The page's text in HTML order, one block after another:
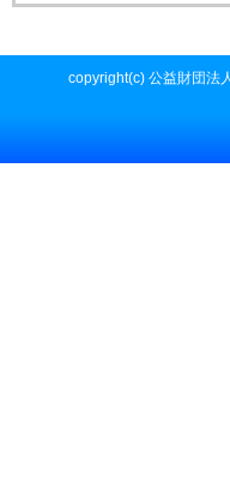
copyright(c) 公益財団法